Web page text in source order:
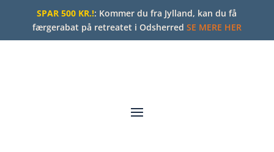
SPAR 500 KR.!: Kommer du fra Jylland, kan du få
færgerabat på retreatet i Odsherred SE MERE HER